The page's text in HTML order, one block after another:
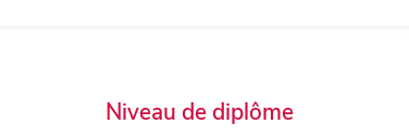
Niveau de diplôme